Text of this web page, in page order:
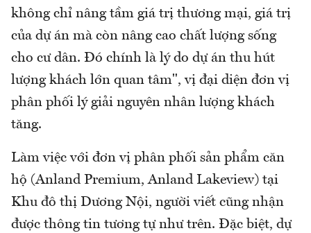
không chỉ nâng tầm giá trị thương mại, giá trị
của dự án mà còn nâng cao chất lượng sống
cho cư dân. Đó chính là lý do dự án thu hút
lượng khách lớn quan tâm", vị đại diện đơn vị
phân phối lý giải nguyên nhân lượng khách
tăng.
Làm việc với đơn vị phân phối sản phẩm căn
hộ (Anland Premium, Anland Lakeview) tại
Khu đô thị Dương Nội, người viết cũng nhận
được thông tin tương tự như trên. Đặc biệt, dự